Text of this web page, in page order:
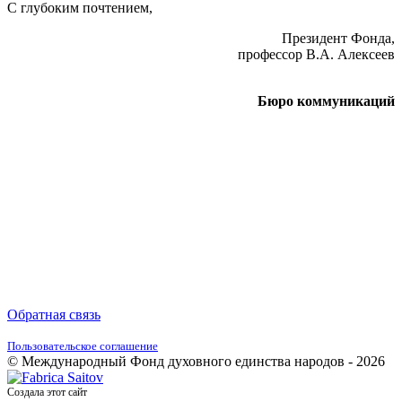
С глубоким почтением,
Президент Фонда,
профессор В.А. Алексеев
Бюро коммуникаций
Обратная связь
Пользовательское соглашение
© Международный Фонд духовного единства народов - 2026
Создала этот сайт